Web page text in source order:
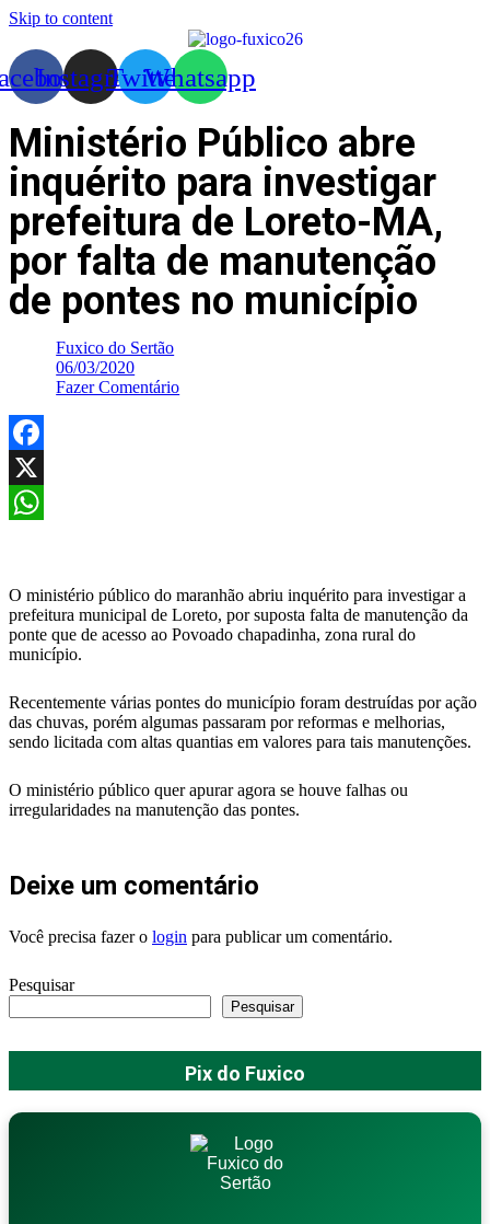
Skip to content
InstagramTwitterWhatsapp
Ministério Público abre
inquérito para investigar
prefeitura de Loreto-MA,
por falta de manutenção
de pontes no município
Fuxico do Sertão
06/03/2020
Fazer Comentário
Facebook
X
O ministério público do maranhão abriu inquérito para investigar a
prefeitura municipal de Loreto, por suposta falta de manutenção da
ponte que de acesso ao Povoado chapadinha, zona rural do
município.
Recentemente várias pontes do município foram destruídas por ação
das chuvas, porém algumas passaram por reformas e melhorias,
sendo licitada com altas quantias em valores para tais manutenções.
O ministério público quer apurar agora se houve falhas ou
irregularidades na manutenção das pontes.
Deixe um comentário
Você precisa fazer o login para publicar um comentário.
Pesquisar
Pesquisar
Pix do Fuxico